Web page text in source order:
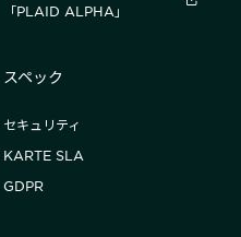
「PLAID ALPHA」
スペック
セキュリティ
KARTE SLA
GDPR